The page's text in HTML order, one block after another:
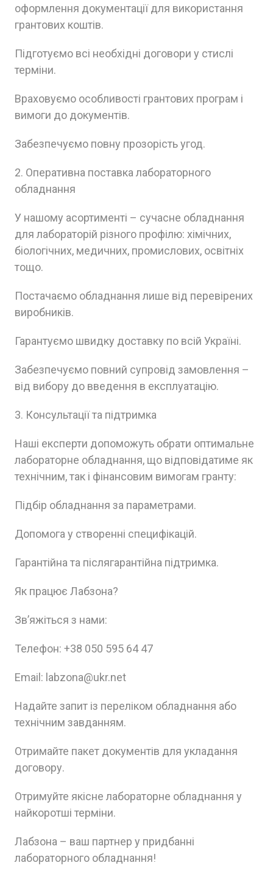
оформлення документації для використання
грантових коштів.
Підготуємо всі необхідні договори у стислі
терміни.
Враховуємо особливості грантових програм і
вимоги до документів.
Забезпечуємо повну прозорість угод.
2. Оперативна поставка лабораторного
обладнання
У нашому асортименті – сучасне обладнання
для лабораторій різного профілю: хімічних,
біологічних, медичних, промислових, освітніх
тощо.
Постачаємо обладнання лише від перевірених
виробників.
Гарантуємо швидку доставку по всій Україні.
Забезпечуємо повний супровід замовлення –
від вибору до введення в експлуатацію.
3. Консультації та підтримка
Наші експерти допоможуть обрати оптимальне
лабораторне обладнання, що відповідатиме як
технічним, так і фінансовим вимогам гранту:
Підбір обладнання за параметрами.
Допомога у створенні специфікацій.
Гарантійна та післягарантійна підтримка.
Як працює Лабзона?
Зв’яжіться з нами:
Телефон: +38 050 595 64 47
Email: labzona@ukr.net
Надайте запит із переліком обладнання або
технічним завданням.
Отримайте пакет документів для укладання
договору.
Отримуйте якісне лабораторне обладнання у
найкоротші терміни.
Лабзона – ваш партнер у придбанні
лабораторного обладнання!